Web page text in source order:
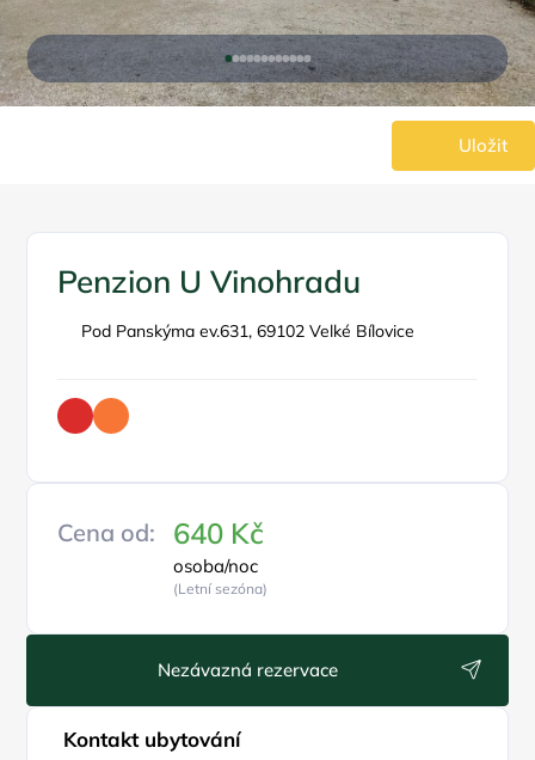
Uložit
Penzion U Vinohradu
Pod Panskýma ev.631, 69102 Velké Bílovice
Cena od: 640 Kč
osoba/noc
(Letní sezóna)
Nezávazná rezervace
Kontakt ubytování